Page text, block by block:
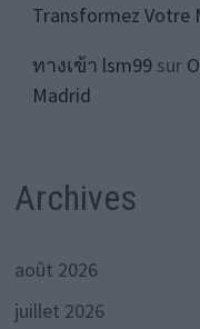
Transformez Votre
ทางเข้า lsm99sur
Madrid
Archives
août 2026
juillet 2026